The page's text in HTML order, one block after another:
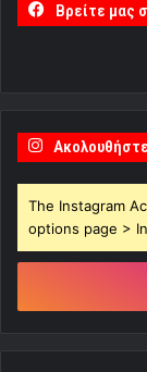
Βρείτε μας
The Instagram
options page >